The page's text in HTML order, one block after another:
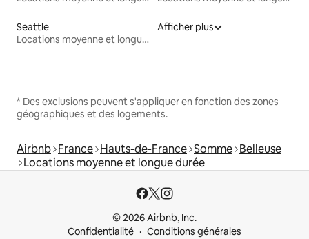
Seattle
Locations moyenne et longue durée
Afficher plus
* Des exclusions peuvent s'appliquer en fonction des zones
géographiques et des logements.
Airbnb France Hauts-de-France Somme Belleuse
Locations moyenne et longue durée
© 2026 Airbnb, Inc.
Confidentialité
Conditions générales